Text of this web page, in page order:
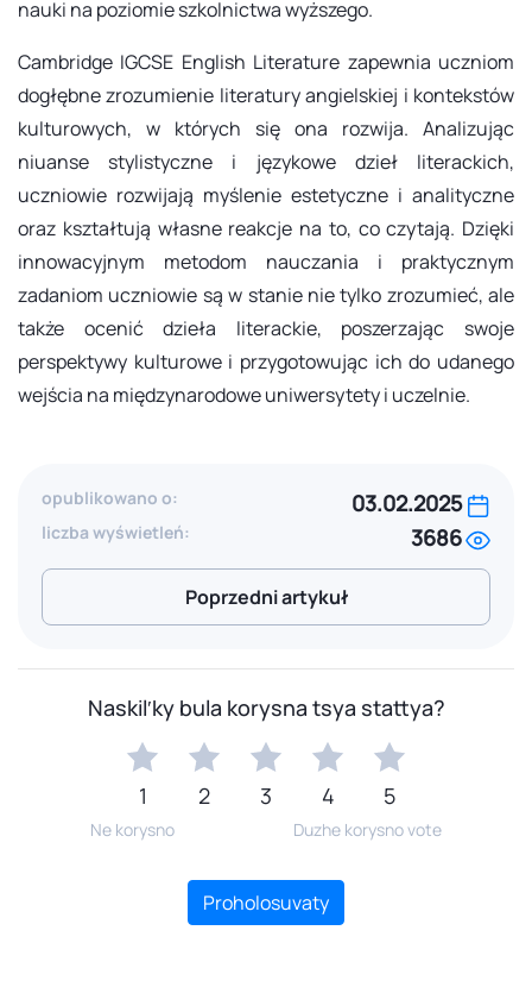
nauki na poziomie szkolnictwa wyższego.
Cambridge IGCSE English Literature zapewnia uczniom
dogłębne zrozumienie literatury angielskiej i kontekstów
kulturowych, w których się ona rozwija. Analizując
niuanse stylistyczne i językowe dzieł literackich,
uczniowie rozwijają myślenie estetyczne i analityczne
oraz kształtują własne reakcje na to, co czytają. Dzięki
innowacyjnym metodom nauczania i praktycznym
zadaniom uczniowie są w stanie nie tylko zrozumieć, ale
także ocenić dzieła literackie, poszerzając swoje
perspektywy kulturowe i przygotowując ich do udanego
wejścia na międzynarodowe uniwersytety i uczelnie.
opublikowano o: 03.02.2025
liczba wyświetleń: 3686
Poprzedni artykuł
Naskilʹky bula korysna tsya stattya?
1 2 3 4 5
Ne korysno Duzhe korysno vote
Proholosuvaty